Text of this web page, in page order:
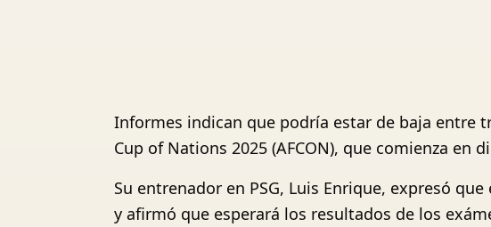
Informes indican que podría estar de baja entre
Cup of Nations 2025 (AFCON), que comienza en
Su entrenador en PSG, Luis Enrique, expresó
y afirmó que esperará los resultados de los